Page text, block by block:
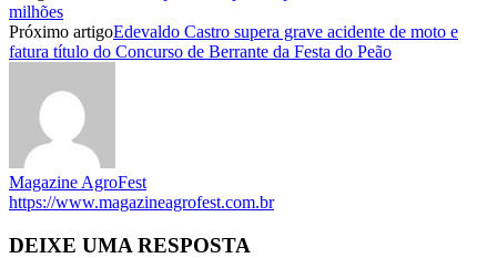
milhões
Próximo artigoEdevaldo Castro supera grave acidente de moto e
fatura título do Concurso de Berrante da Festa do Peão
Magazine AgroFest
https://www.magazineagrofest.com.br
DEIXE UMA RESPOSTA